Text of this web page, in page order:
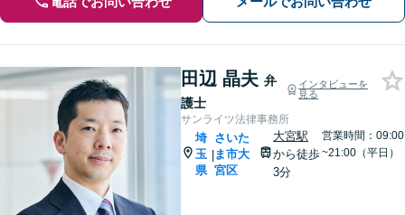
田辺 晶夫 弁
護士
インタビューを
見る
サンライツ法律事務所
埼
玉
県
|
さいた
ま市大
宮区
大宮駅
から徒歩
3分
営業時間：09:00
~21:00（平日）